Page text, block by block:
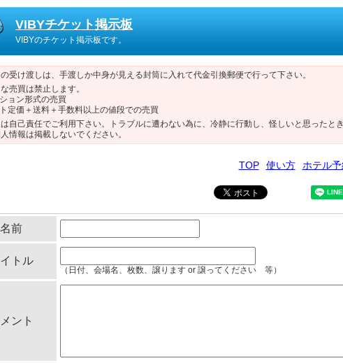
VIBYチケット掲示板
VIBYのチケット掲示板です。
受け渡しは、手渡しか中身が見える封筒に入れて代金引換郵便で行って下さい。
売買は禁止します。
ョン形式の売買
定価＋送料＋手数料以上の値段での売買
自己責任でご利用下さい。トラブルに遭わない為に、冷静に行動し、怪しいと思ったと
情報は掲載しないでください。
TOP 使い方 ホテル予
名前
トル
（日付、会場名、枚数、譲ります or 譲ってください 等）
ント